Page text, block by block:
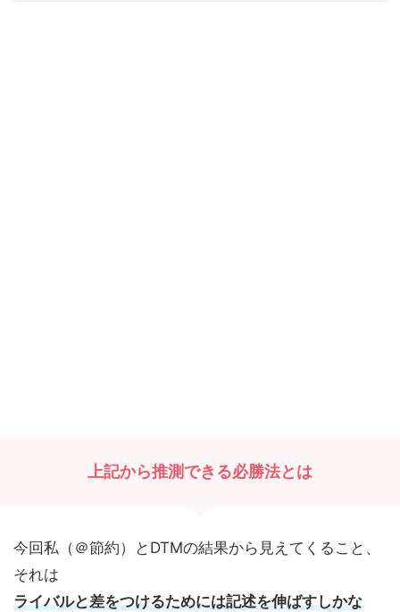
上記から推測できる必勝法とは
今回私（＠節約）とDTMの結果から見えてくること、
それは
ライバルと差をつけるためには記述を伸ばすしかな